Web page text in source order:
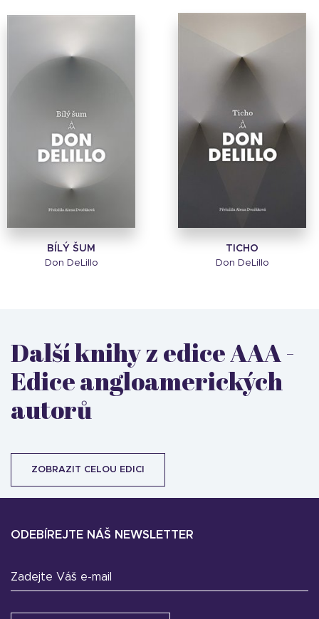
BÍLÝ ŠUM
Don DeLillo
TICHO
Don DeLillo
Další knihy z edice AAA -
Edice angloamerických
autorů
ZOBRAZIT CELOU EDICI
ODEBÍREJTE NÁŠ NEWSLETTER
Zadejte Váš e-mail